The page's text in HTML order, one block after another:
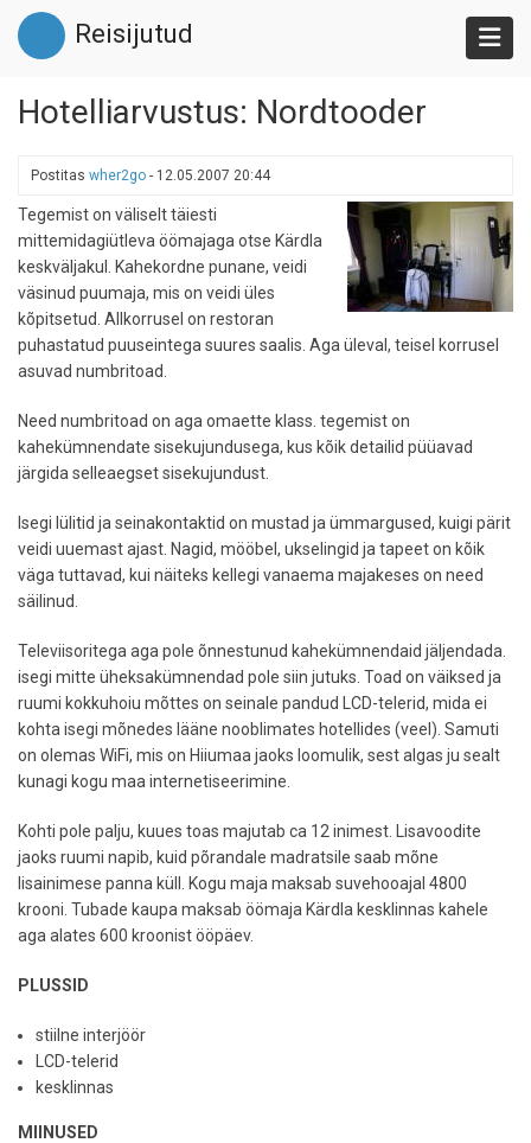
Liigu
edasi
põhisisu
Reisijutud
Hotelliarvustus: Nordtooder
Postitas wher2go - 12.05.2007 20:44
Tegemist on väliselt täiesti
mittemidagiütleva öömajaga otse Kärdla
keskväljakul. Kahekordne punane, veidi
väsinud puumaja, mis on veidi üles
kõpitsetud. Allkorrusel on restoran
puhastatud puuseintega suures saalis. Aga üleval, teisel korrusel
asuvad numbritoad.
Need numbritoad on aga omaette klass. tegemist on
kahekümnendate sisekujundusega, kus kõik detailid püüavad
järgida selleaegset sisekujundust.
Isegi lülitid ja seinakontaktid on mustad ja ümmargused, kuigi pärit
veidi uuemast ajast. Nagid, mööbel, ukselingid ja tapeet on kõik
väga tuttavad, kui näiteks kellegi vanaema majakeses on need
säilinud.
Televiisoritega aga pole õnnestunud kahekümnendaid jäljendada.
isegi mitte üheksakümnendad pole siin jutuks. Toad on väiksed ja
ruumi kokkuhoiu mõttes on seinale pandud LCD-telerid, mida ei
kohta isegi mõnedes lääne nooblimates hotellides (veel). Samuti
on olemas WiFi, mis on Hiiumaa jaoks loomulik, sest algas ju sealt
kunagi kogu maa internetiseerimine.
Kohti pole palju, kuues toas majutab ca 12 inimest. Lisavoodite
jaoks ruumi napib, kuid põrandale madratsile saab mõne
lisainimese panna küll. Kogu maja maksab suvehooajal 4800
krooni. Tubade kaupa maksab öömaja Kärdla kesklinnas kahele
aga alates 600 kroonist ööpäev.
PLUSSID
stiilne interjöör
LCD-telerid
kesklinnas
MIINUSED